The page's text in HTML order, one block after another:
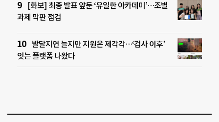
[화보] 최종 발표 앞둔 ‘유일한 아카데미’…조별
과제 막판 점검
발달지연 늘지만 지원은 제각각…‘검사 이후’
잇는 플랫폼 나왔다